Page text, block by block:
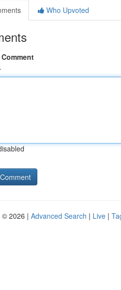
Who Upvoted
© 2026 | Advanced Search | Live |